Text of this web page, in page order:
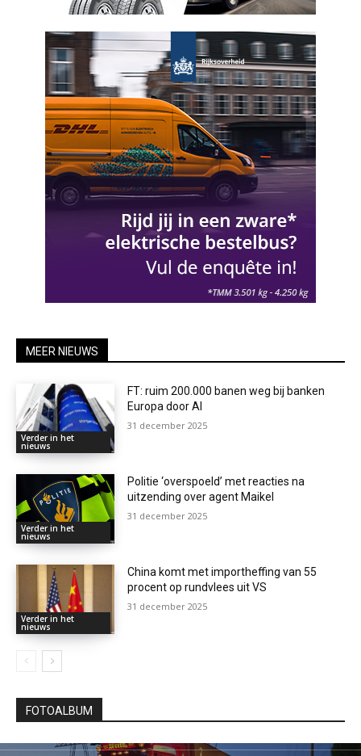
MEER NIEUWS
Verder in het
nieuws
FT: ruim 200.000 banen weg bij banken
Europa door AI
31 december 2025
Verder in het
nieuws
Politie ‘overspoeld’ met reacties na
uitzending over agent Maikel
31 december 2025
Verder in het
nieuws
China komt met importheffing van 55
procent op rundvlees uit VS
31 december 2025
FOTOALBUM